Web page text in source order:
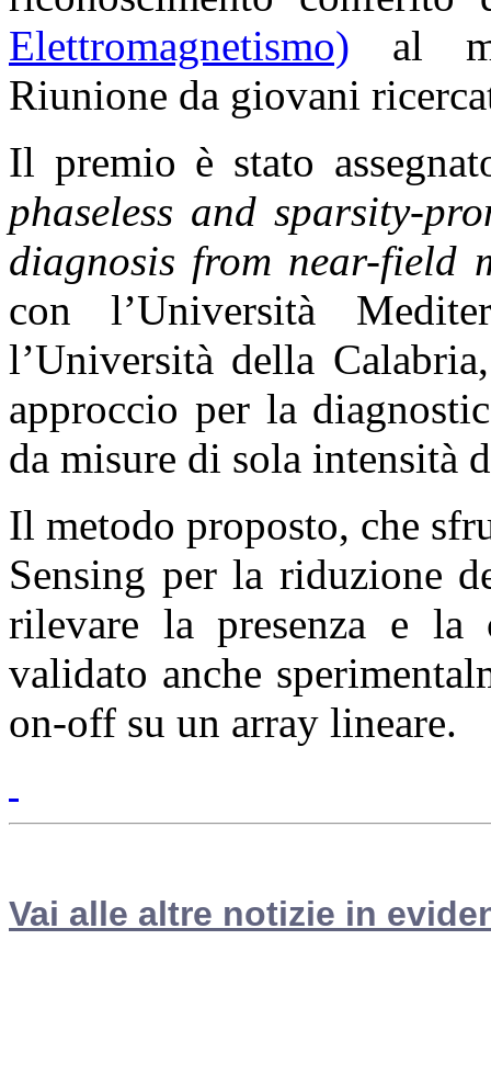
Elettromagnetismo) al
Riunione da giovani
Il premio è stato
phaseless and sparsity-
diagnosis from near-field
con l’Università
l’Università della
approccio per la
da misure di sola intensità
Il metodo proposto, che
Sensing per la riduzione
rilevare la presenza e la
validato anche
on-off su un array lineare.
Vai alle altre notizie in